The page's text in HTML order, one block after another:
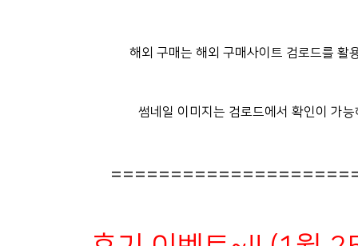
해외 구매는 해외 구매사이트 검로드를 활
썸네일 이미지는 검로드에서 확인이 가능